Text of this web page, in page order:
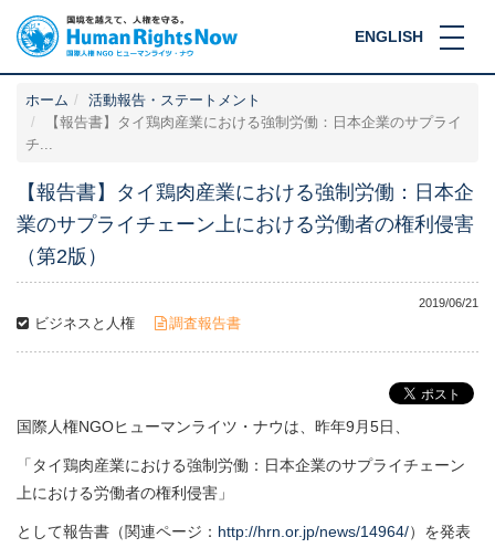
ENGLISH
ホーム
活動報告・ステートメント
【報告書】タイ鶏肉産業における強制労働：日本企業のサプライ
チ...
【報告書】タイ鶏肉産業における強制労働：日本企
業のサプライチェーン上における労働者の権利侵害
（第2版）
2019/06/21
ビジネスと人権 調査報告書
国際人権NGOヒューマンライツ・ナウは、昨年9月5日、
「タイ鶏肉産業における強制労働：日本企業のサプライチェーン
上における労働者の権利侵害」
として報告書（関連ページ： http://hrn.or.jp/news/14964/）を発表